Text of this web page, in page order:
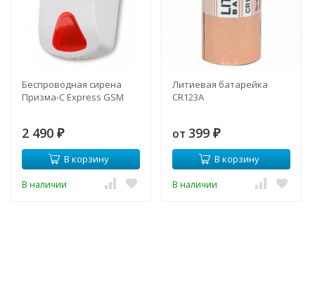
Беспроводная сирена
Призма-С Express GSM
2 490 ₽
В корзину
В наличии
Литиевая батарейка
CR123A
от 399 ₽
В корзину
В наличии